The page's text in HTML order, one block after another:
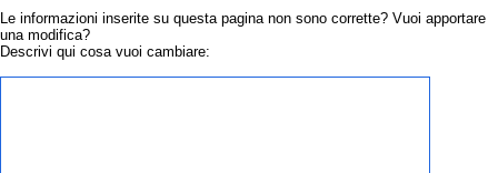
Le informazioni inserite su questa pagina non sono corrette? Vuoi apportare
una modifica?
Descrivi qui cosa vuoi cambiare: